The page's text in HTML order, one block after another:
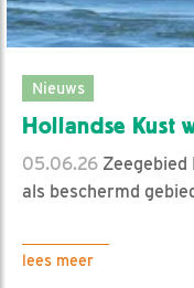
Nieuws
Hollandse Kust
05.06.26 Zeegebied
als beschermd
lees meer